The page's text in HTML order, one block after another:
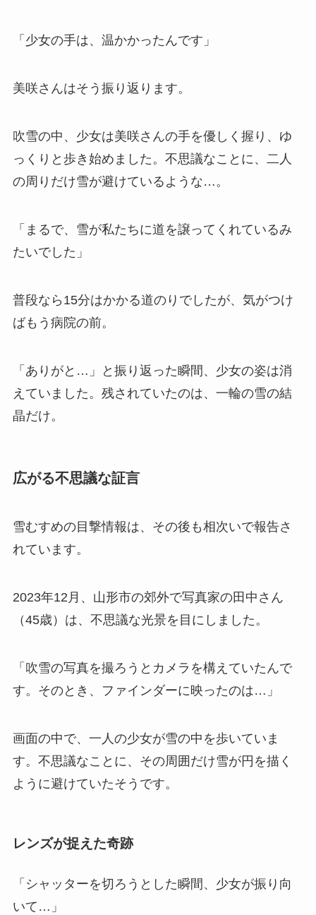
「少女の手は、温かかったんです」
美咲さんはそう振り返ります。
吹雪の中、少女は美咲さんの手を優しく握り、ゆ
っくりと歩き始めました。不思議なことに、二人
の周りだけ雪が避けているような…。
「まるで、雪が私たちに道を譲ってくれているみ
たいでした」
普段なら15分はかかる道のりでしたが、気がつけ
ばもう病院の前。
「ありがと…」と振り返った瞬間、少女の姿は消
えていました。残されていたのは、一輪の雪の結
晶だけ。
広がる不思議な証言
雪むすめの目撃情報は、その後も相次いで報告さ
れています。
2023年12月、山形市の郊外で写真家の田中さん
（45歳）は、不思議な光景を目にしました。
「吹雪の写真を撮ろうとカメラを構えていたんで
す。そのとき、ファインダーに映ったのは…」
画面の中で、一人の少女が雪の中を歩いていま
す。不思議なことに、その周囲だけ雪が円を描く
ように避けていたそうです。
レンズが捉えた奇跡
「シャッターを切ろうとした瞬間、少女が振り向
いて…」